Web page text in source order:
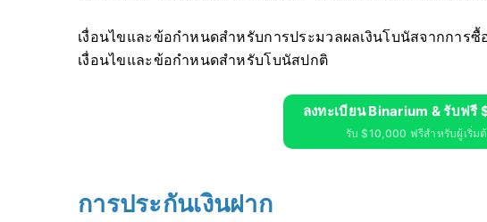
เงื่อนไขและข้อกำหนดสำหรับการประมวลผลเงินโบนัสจากการ
เงื่อนไขและข้อกำหนดสำหรับโบนัสปกติ
ลงทะเบียน Binarium & รับฟรี
รับ $10,000 ฟรีสำหรับผู้เริ่ม
การประกันเงินฝาก